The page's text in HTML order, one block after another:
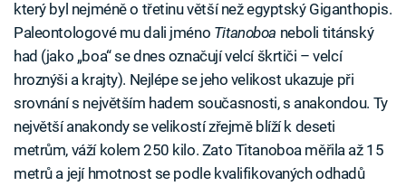
který byl nejméně o třetinu větší než egyptský Giganthopis.
Paleontologové mu dali jméno Titanoboa neboli titánský
had (jako „boa“ se dnes označují velcí škrtiči – velcí
hroznýši a krajty). Nejlépe se jeho velikost ukazuje při
srovnání s největším hadem současnosti, s anakondou. Ty
největší anakondy se velikostí zřejmě blíží k deseti
metrům, váží kolem 250 kilo. Zato Titanoboa měřila až 15
metrů a její hmotnost se podle kvalifikovaných odhadů